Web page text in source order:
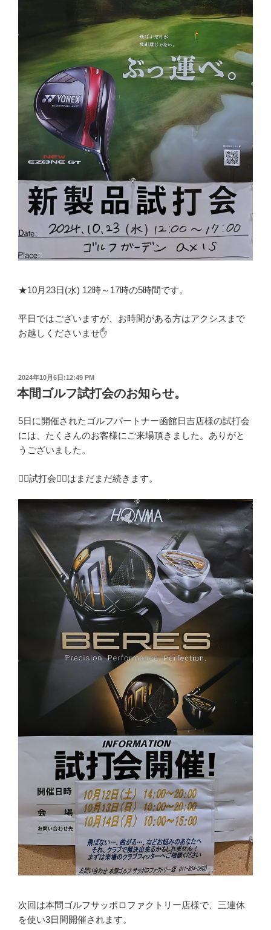
★10月23日(水) 12時～17時の5時間です。
平日ではございますが、お時間がある方はアクシスまで
お越しくださいませ✋
投
稿
日:
2024年10月6日:12:49 PM
本間ゴルフ試打会のお知らせ。
5日に開催されたゴルフパートナー函館日吉店様の試打会
には、たくさんのお客様にご来場頂きました。ありがと
うございました。
🏌️‍♂️試打会🏌️‍♂️はまだまだ続きます。
次回は本間ゴルフサッポロファクトリー店様で、三連休
を使い3日間開催されます。